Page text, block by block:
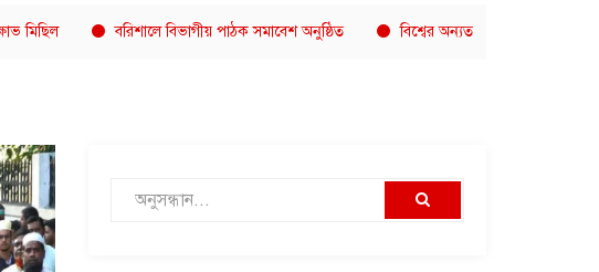
বরিশালে বিভাগীয় পাঠক সমাবেশ অনুষ্ঠিত বিশ্বের অন্যতম দ্রুত বর্ধনশীল কফি চেইন এখন